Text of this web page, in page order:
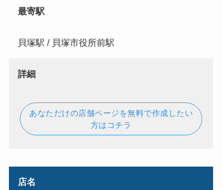
最寄駅
貝塚駅 / 貝塚市役所前駅
詳細
あなただけの店舗ページを無料で作成したい
方はコチラ
店名